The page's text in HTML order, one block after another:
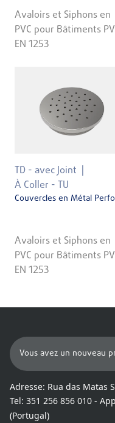
Avaloirs et Siphons en
PVC pour Bâtiments
EN 1253
TD - avec Joint
À Coller - TU
Couvercles en Métal
Avaloirs et Siphons en
PVC pour Bâtiments
EN 1253
Vous avez un nouveau
Adresse: Rua das Matas
Tel: 351 256 856 010 -
(Portugal)